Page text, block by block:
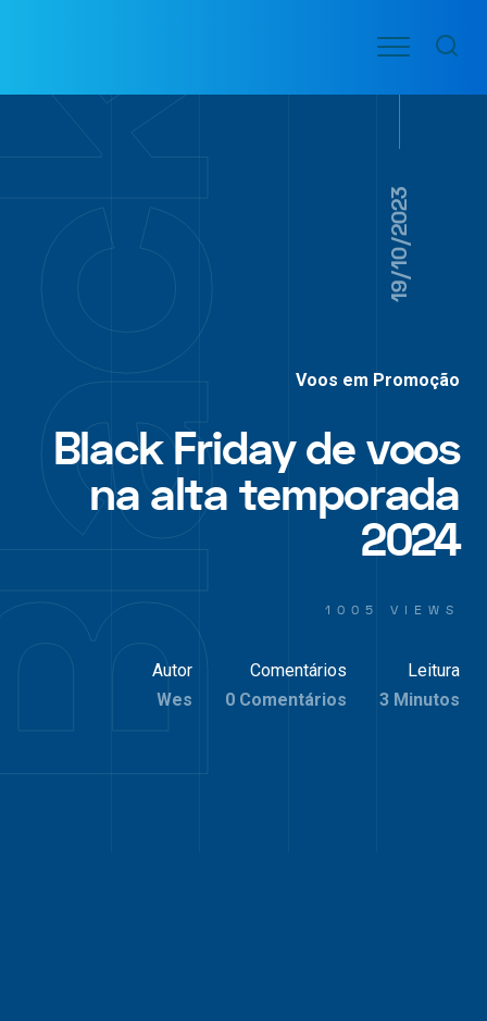
conteúdo
VOO
AÉREAS
Menu
19/10/2023
Voos em Promoção
Black Friday de voos
na alta temporada
2024
1005 VIEWS
Autor
Wes
Comentários
0 Comentários
Leitura
3 Minutos